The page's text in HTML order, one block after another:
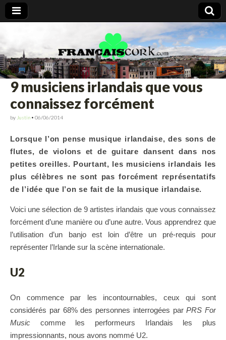
Francais Cork
9 musiciens irlandais que vous
connaissez forcément
by Justin • 06/06/2014
Lorsque l’on pense musique irlandaise, des sons de
flutes, de violons et de guitare dansent dans nos
petites oreilles. Pourtant, les musiciens irlandais les
plus célèbres ne sont pas forcément représentatifs
de l’idée que l’on se fait de la musique irlandaise.
Voici une sélection de 9 artistes irlandais que vous connaissez
forcément d’une manière ou d’une autre. Vous apprendrez que
l’utilisation d’un banjo est loin d’être un pré-requis pour
représenter l’Irlande sur la scène internationale.
U2
On commence par les incontournables, ceux qui sont
considérés par 68% des personnes interrogées parPRS For
Music comme les performeurs Irlandais les plus
impressionnants, nous avons nommé U2.